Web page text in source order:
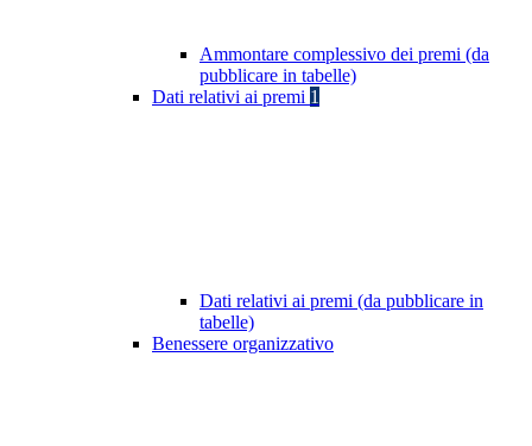
Ammontare complessivo dei premi (da
pubblicare in tabelle)
Dati relativi ai premi 1
Dati relativi ai premi (da pubblicare in
tabelle)
Benessere organizzativo